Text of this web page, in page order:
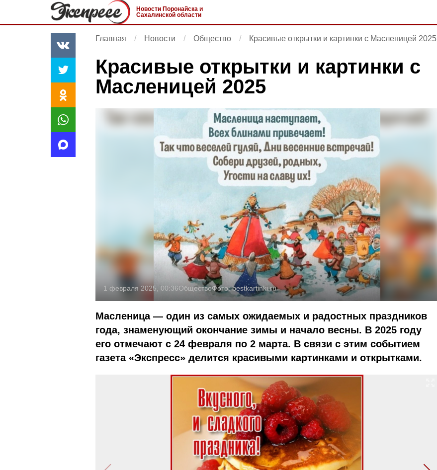
Новости Поронайска и
Сахалинской области
Главная Новости Общество Красивые открытки и картинки с Масленицей 2025
Красивые открытки и картинки с
Масленицей 2025
1 февраля 2025, 00:36ОбществоФото:bestkartinki.ru
Масленица — один из самых ожидаемых и радостных праздников
года, знаменующий окончание зимы и начало весны. В 2025 году
его отмечают с 24 февраля по 2 марта. В связи с этим событием
газета «Экспресс» делится красивыми картинками и открытками.